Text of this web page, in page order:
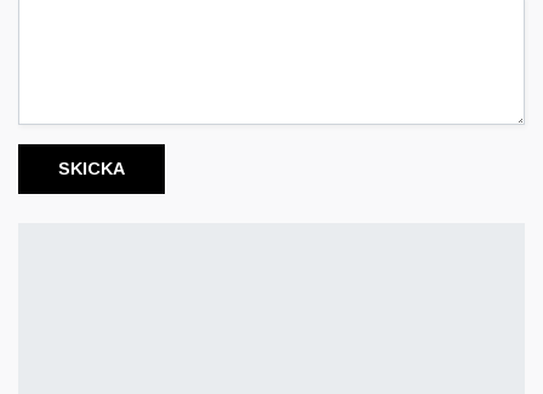
SKICKA